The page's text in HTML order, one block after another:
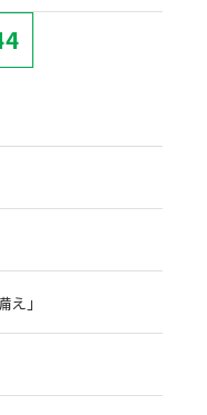
」